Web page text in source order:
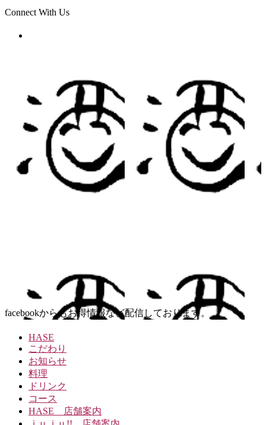
Connect With Us
facebookからもお得情報など配信しております。
HASE
こだわり
お知らせ
料理
ドリンク
コース
HASE 店舗案内